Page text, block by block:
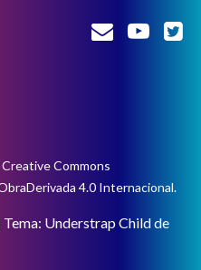
Commons
4.0 Internacional.
Tema: Understrap Child de